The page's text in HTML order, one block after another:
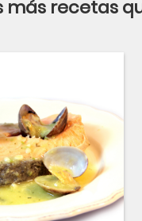
más recetas